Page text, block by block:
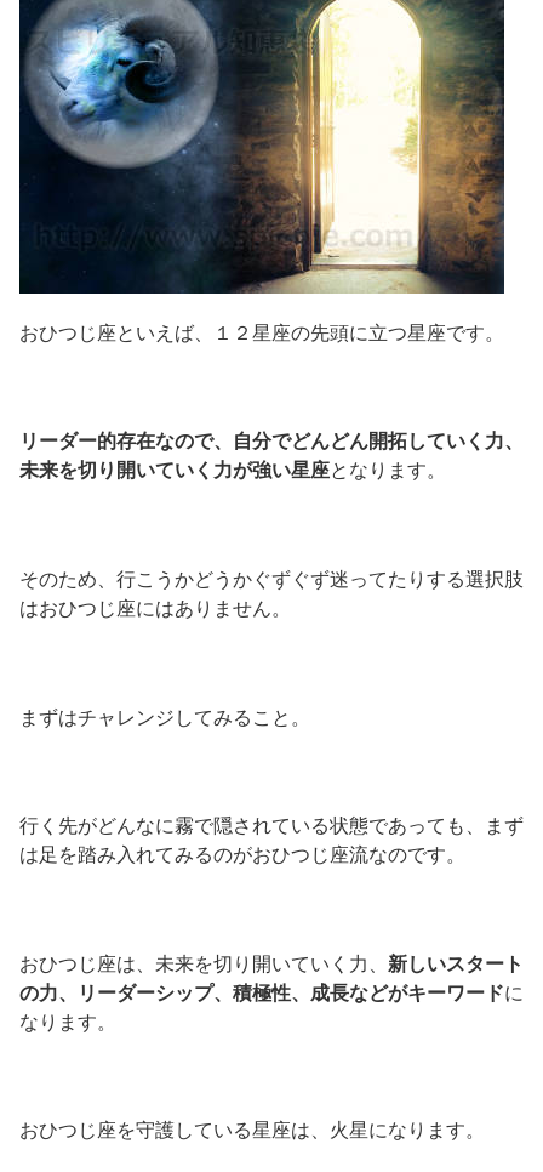
おひつじ座といえば、１２星座の先頭に立つ星座です。
リーダー的存在なので、自分でどんどん開拓していく力、
未来を切り開いていく力が強い星座となります。
そのため、行こうかどうかぐずぐず迷ってたりする選択肢
はおひつじ座にはありません。
まずはチャレンジしてみること。
行く先がどんなに霧で隠されている状態であっても、まず
は足を踏み入れてみるのがおひつじ座流なのです。
おひつじ座は、未来を切り開いていく力、 新しいスタート
の力、リーダーシップ、積極性、成長などがキーワードに
なります。
おひつじ座を守護している星座は、火星になります。